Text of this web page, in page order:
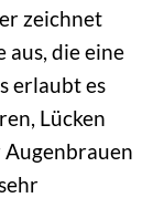
zeichnet
aus, die eine
erlaubt es
Lücken